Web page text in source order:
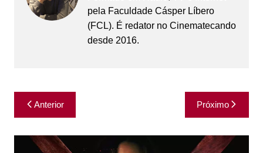
pela Faculdade Cásper Líbero
(FCL). É redator no Cinematecando
desde 2016.
Navegação
de
Post
Anterior Próximo